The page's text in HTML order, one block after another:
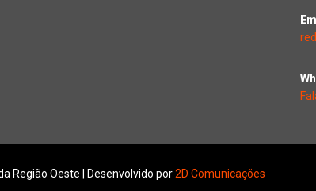
Região Oeste | Desenvolvido por2D Comunicações